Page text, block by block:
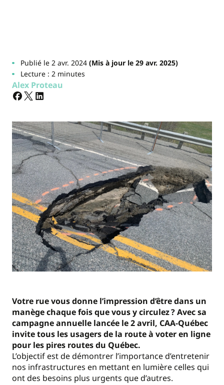
Publié le 2 avr. 2024(Mis à jour le 29 avr. 2025)
Lecture : 2 minutes
Alex Proteau
Votre rue vous donne l’impression d’être dans un
manège chaque fois que vous y circulez ? Avec sa
campagne annuelle lancée le 2 avril, CAA-Québec
invite tous les usagers de la route à voter en ligne
pour les pires routes du Québec.
L’objectif est de démontrer l’importance d’entretenir
nos infrastructures en mettant en lumière celles qui
ont des besoins plus urgents que d’autres.